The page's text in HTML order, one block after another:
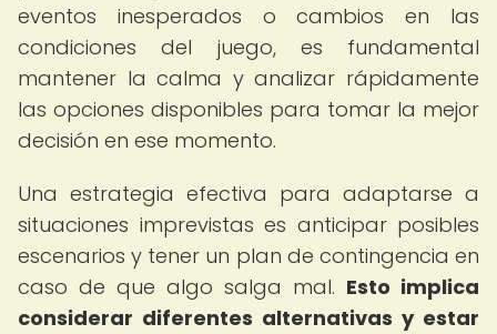
eventos inesperados o cambios en las
condiciones del juego, es fundamental
mantener la calma y analizar rápidamente
las opciones disponibles para tomar la mejor
decisión en ese momento.
Una estrategia efectiva para adaptarse a
situaciones imprevistas es anticipar posibles
escenarios y tener un plan de contingencia en
caso de que algo salga mal. Esto implica
considerar diferentes alternativas y estar